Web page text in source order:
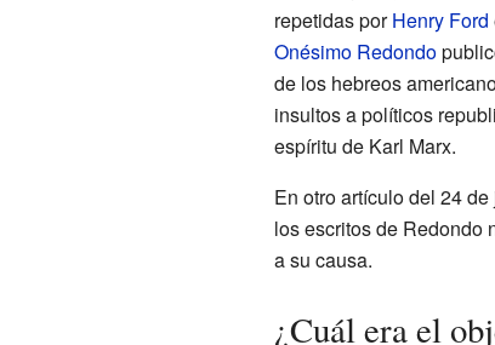
repetidas porHenry Ford
Onésimo Redondo
de los hebreos
insultos a políticos
espíritu de Karl Marx.
En otro artículo del 24
los escritos de Redondo
a su causa.
¿Cuál era el